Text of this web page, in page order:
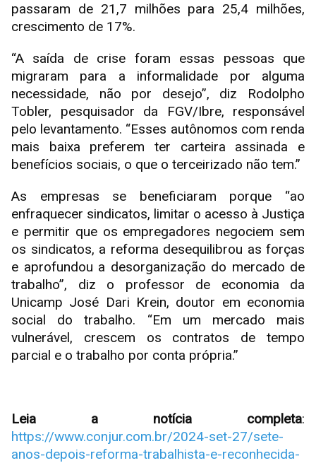
passaram de 21,7 milhões para 25,4 milhões,
crescimento de 17%.
“A saída de crise foram essas pessoas que
migraram para a informalidade por alguma
necessidade, não por desejo”, diz Rodolpho
Tobler, pesquisador da FGV/Ibre, responsável
pelo levantamento. “Esses autônomos com renda
mais baixa preferem ter carteira assinada e
benefícios sociais, o que o terceirizado não tem.”
As empresas se beneficiaram porque “ao
enfraquecer sindicatos, limitar o acesso à Justiça
e permitir que os empregadores negociem sem
os sindicatos, a reforma desequilibrou as forças
e aprofundou a desorganização do mercado de
trabalho”, diz o professor de economia da
Unicamp José Dari Krein, doutor em economia
social do trabalho. “Em um mercado mais
vulnerável, crescem os contratos de tempo
parcial e o trabalho por conta própria.”
Leia a notícia completa:
https://www.conjur.com.br/2024-set-27/sete-
anos-depois-reforma-trabalhista-e-reconhecida-